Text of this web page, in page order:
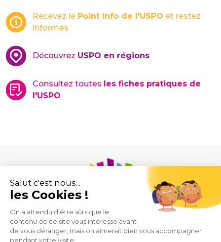
Recevez le Point Info de l'USPO et restez
informés
Découvrez USPO en régions
Consultez toutes les fiches pratiques de
l'USPO
Union des Syndicats de Pharmaciens d’Officine